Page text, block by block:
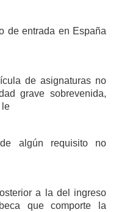
de entrada en España
de asignaturas no
grave sobrevenida,
le
algún requisito no
a la del ingreso
que comporte la